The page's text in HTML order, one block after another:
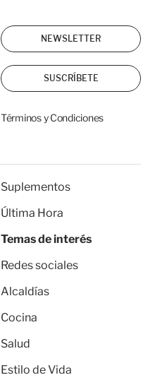
NEWSLETTER
SUSCRÍBETE
Términos y Condiciones
Suplementos
Última Hora
Temas de interés
Redes sociales
Alcaldías
Cocina
Salud
Estilo de Vida